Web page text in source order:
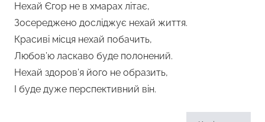
Нехай Єгор не в хмарах літає,
Зосереджено досліджує нехай життя.
Красиві місця нехай побачить,
Любов’ю ласкаво буде полонений.
Нехай здоров’я його не образить,
І буде дуже перспективний він.